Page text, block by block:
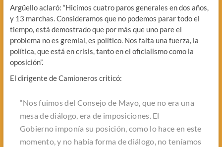
Argüello aclaró: “Hicimos cuatro paros generales en dos años,
y 13 marchas. Consideramos que no podemos parar todo el
tiempo, está demostrado que por más que uno pare el
problema no es gremial, es político. Nos falta una fuerza, la
política, que está en crisis, tanto en el oficialismo como la
oposición”.
El dirigente de Camioneros criticó:
“Nos fuimos del Consejo de Mayo, que no era una
mesa de diálogo, era de imposiciones. El
Gobierno imponía su posición, como lo hace en este
momento, y no había forma de diálogo, no teníamos